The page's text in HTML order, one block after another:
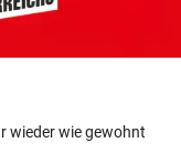
wieder wie gewohnt